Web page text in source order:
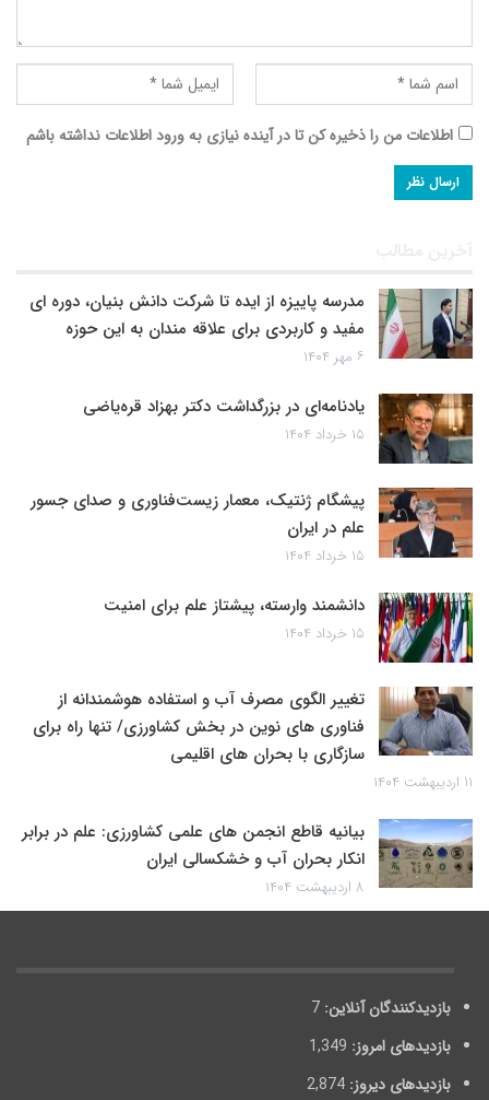
اطلاعات من را ذخیره کن تا در آینده نیازی به ورود اطلاعات نداشته باشم
آخرین مطالب
مدرسه پاییزه از ایده تا شرکت دانش بنیان، دوره ای
مفید و کاربردی برای علاقه مندان به این حوزه
۶ مهر ۱۴۰۴
یادنامه‌ای در بزرگداشت دکتر بهزاد قره‌یاضی
۱۵ خرداد ۱۴۰۴
پیشگام ژنتیک، معمار زیست‌فناوری و صدای جسور
علم در ایران
۱۵ خرداد ۱۴۰۴
دانشمند وارسته، پیشتاز علم برای امنیت
۱۵ خرداد ۱۴۰۴
تغییر الگوی مصرف آب و استفاده هوشمندانه از
فناوری های نوین در بخش کشاورزی/ تنها راه برای
سازگاری با بحران های اقلیمی
۱۱ اردیبهشت ۱۴۰۴
بیانیه قاطع انجمن های علمی کشاورزی: علم در برابر
انکار بحران آب و خشکسالی ایران
۸ اردیبهشت ۱۴۰۴
بازدیدکنندگان آنلاین: 7
بازدیدهای امروز: 1,349
بازدیدهای دیروز: 2,874